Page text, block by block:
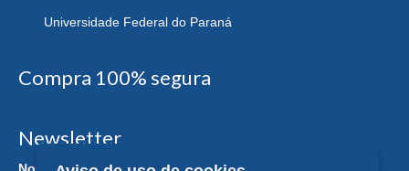
Universidade Federal do Paraná
Compra 100% segura
Newsletter
Nome: